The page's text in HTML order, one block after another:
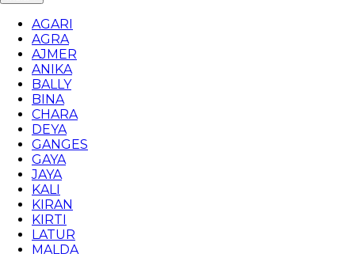
AGARI
AGRA
AJMER
ANIKA
BALLY
BINA
CHARA
DEYA
GANGES
GAYA
JAYA
KALI
KIRAN
KIRTI
LATUR
MALDA